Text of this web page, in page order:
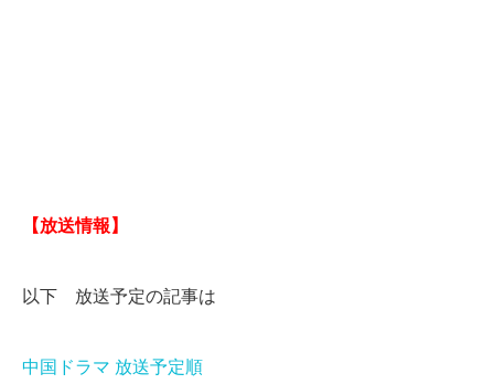
【放送情報】
以下 放送予定の記事は
中国ドラマ 放送予定順